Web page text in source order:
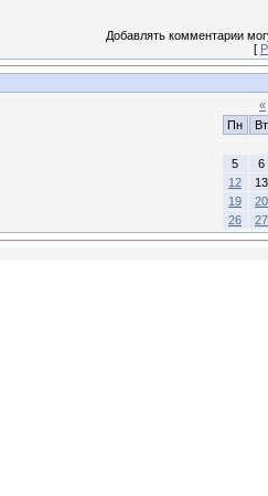
Добавлять комментарии
[
«
Пн
Вт
5
6
12
13
19
20
26
27